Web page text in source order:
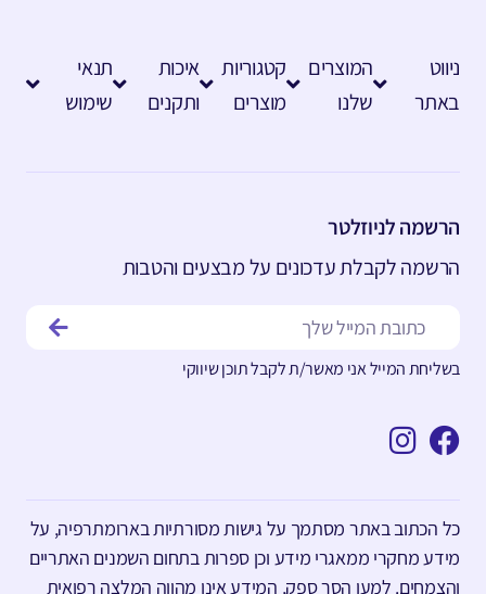
הרשמה לניוזלטר
הרשמה לקבלת עדכונים על מבצעים והטבות
בשליחת המייל אני מאשר/ת לקבל תוכן שיווקי
ניווט
באתר
המוצרים
שלנו
תנאי
שימוש
קטגוריות
מוצרים
איכות
ותקנים
כל הכתוב באתר מסתמך על גישות מסורתיות בארומתרפיה, על
מידע מחקרי ממאגרי מידע וכן ספרות בתחום השמנים האתריים
והצמחים. למען הסר ספק, המידע אינו מהווה המלצה רפואית